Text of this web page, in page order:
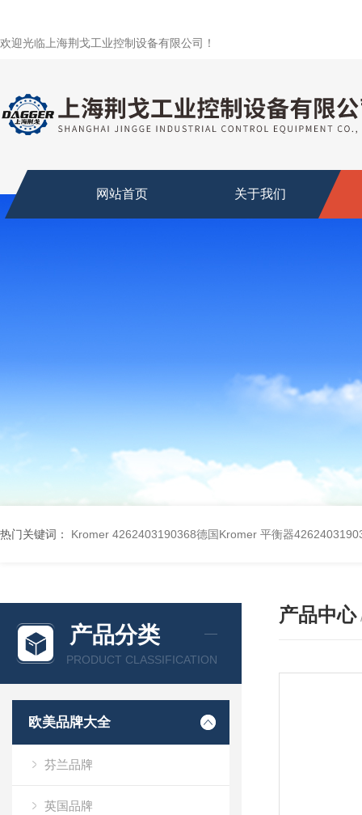
欢迎光临上海荆戈工业控制设备有限公司！
网站首页 关于我们
热门关键词： Kromer 4262403190368德国Kromer 平衡器
产品分类
PRODUCT CLASSIFICATION
欧美品牌大全
芬兰品牌
英国品牌
产品中心